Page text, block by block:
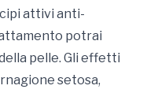
attivi anti-
potrai
pelle. Gli effetti
setosa,